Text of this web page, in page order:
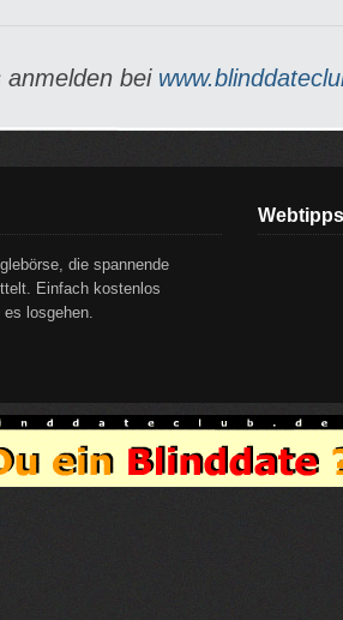
anmelden bei
die spannende
Einfach kostenlos
losgehen.
Webtipps